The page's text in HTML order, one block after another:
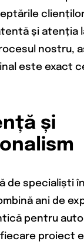
și atenția
nostru,
este exact
și
de specialiști
ani de
pentru
fiecare proiect